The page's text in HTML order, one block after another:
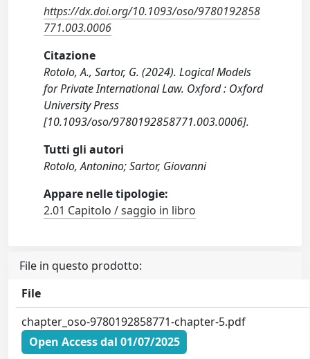
https://dx.doi.org/10.1093/oso/9780192858
771.003.0006
Citazione
Rotolo, A., Sartor, G. (2024). Logical Models
for Private International Law. Oxford : Oxford
University Press
[10.1093/oso/9780192858771.003.0006].
Tutti gli autori
Rotolo, Antonino; Sartor, Giovanni
Appare nelle tipologie:
2.01 Capitolo / saggio in libro
File in questo prodotto:
File
chapter_oso-9780192858771-chapter-5.pdf
Open Access dal 01/07/2025